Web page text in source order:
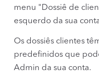
menu "Dossiê de
esquerdo da sua
Os dossiês clientes
predefinidos que
Admin da sua conta.